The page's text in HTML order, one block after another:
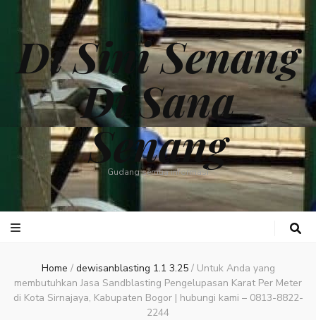
Di Sini Senang
Di Sana
Senang
Gudang semua informasi
Home / dewisanblasting 1.1 3.25 / Untuk Anda yang
membutuhkan Jasa Sandblasting Pengelupasan Karat Per Meter
di Kota Sirnajaya, Kabupaten Bogor | hubungi kami – 0813-8822-
2244